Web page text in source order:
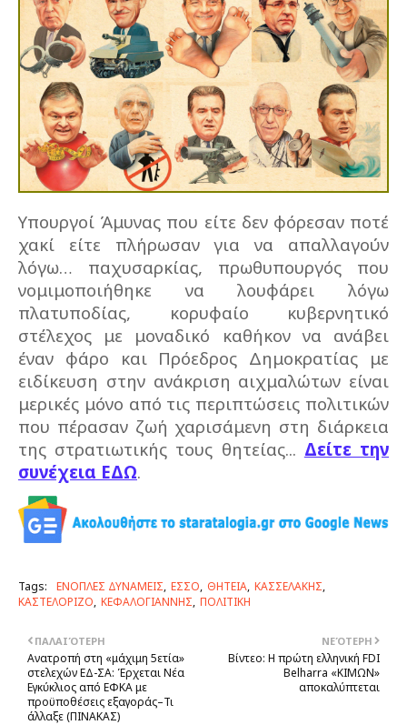
Υπουργοί Άμυνας που είτε δεν φόρεσαν ποτέ
χακί είτε πλήρωσαν για να απαλλαγούν
λόγω… παχυσαρκίας, πρωθυπουργός που
νομιμοποιήθηκε να λουφάρει λόγω
πλατυποδίας, κορυφαίο κυβερνητικό
στέλεχος με μοναδικό καθήκον να ανάβει
έναν φάρο και Πρόεδρος Δημοκρατίας με
ειδίκευση στην ανάκριση αιχμαλώτων είναι
μερικές μόνο από τις περιπτώσεις πολιτικών
που πέρασαν ζωή χαρισάμενη στη διάρκεια
της στρατιωτικής τους θητείας... Δείτε την
συνέχεια ΕΔΩ.
Tags: ΕΝΟΠΛΕΣ ΔΥΝΑΜΕΙΣ ΕΣΣΟ ΘΗΤΕΙΑ ΚΑΣΣΕΛΑΚΗΣ
ΚΑΣΤΕΛΟΡΙΖΟ ΚΕΦΑΛΟΓΙΑΝΝΗΣ ΠΟΛΙΤΙΚΗ
ΝΕΌΤΕΡΗ
Βίντεο: Η πρώτη ελληνική FDI
Belharra «ΚΙΜΩΝ»
αποκαλύπτεται
ΠΑΛΑΙΌΤΕΡΗ
Ανατροπή στη «μάχιμη 5ετία»
στελεχών ΕΔ-ΣΑ: Έρχεται Νέα
Εγκύκλιος από ΕΦΚΑ με
προϋποθέσεις εξαγοράς–Τι
άλλαξε (ΠINAKAΣ)